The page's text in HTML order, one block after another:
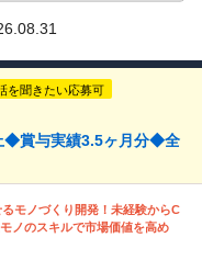
を聞きたい応募可
◆賞与実績3.5ヶ月分◆全
モノづくり開発！未経験からC
ノのスキルで市場価値を高め